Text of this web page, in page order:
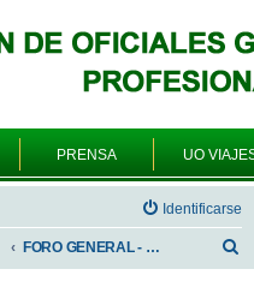
PRENSA UO
Identificarse
FORO GENERAL - DUDAS O PROBLEMAS PARA ASOCIARSE